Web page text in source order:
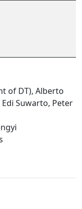
of DT), Alberto
Suwarto, Peter